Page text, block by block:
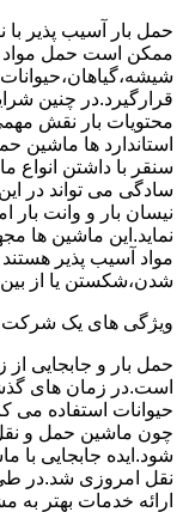
حمل بار آسیب پذیر با
ممکن است حمل مواد
قرارگیرد.در چنین
محتویات بار نقش
استاندارد ها ماشین
سنقر با داشتن انواع
سادگی می تواند در
نیسان بار و وانت بار
نماید.این ماشین ها
مواد آسیب پذیر
شدن،شکستن یا از بین
ویژگی های یک شرکت
حمل بار و جابجایی از
است.در زمان های
حیوانات استفاده می
چون ماشین حمل و
شود.ایده جابجایی
نقل امروزی شد.در
ارائه خدمات بهتر به